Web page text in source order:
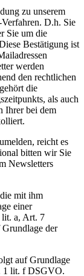
zu unserem
D.h. Sie
Sie um die
Bestätigung ist
werden
den rechtlichen
die
als auch
Ihrer bei dem
reicht es
bitten wir Sie
Newsletters
mit ihm
einer
a, Art. 7
der
auf Grundlage
1 lit. f DSGVO.